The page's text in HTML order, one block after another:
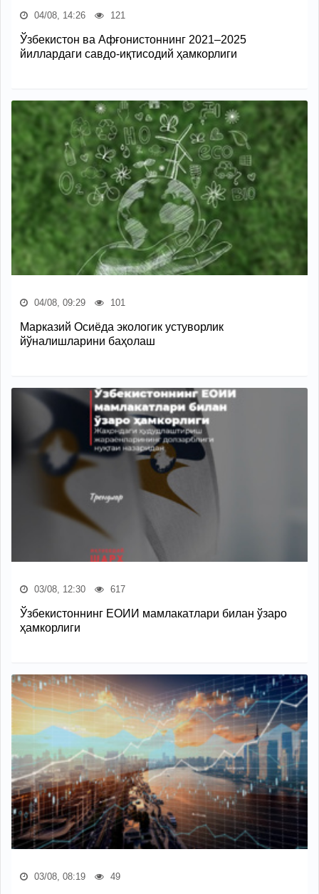
04/08, 14:26 121
Ўзбекистон ва Афғонистоннинг 2021–2025
йиллардаги савдо-иқтисодий ҳамкорлиги
04/08, 09:29 101
Марказий Осиёда экологик устуворлик
йўналишларини баҳолаш
03/08, 12:30 617
Ўзбекистоннинг ЕОИИ мамлакатлари билан ўзаро
ҳамкорлиги
03/08, 08:19 49